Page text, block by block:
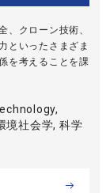
、クローン技術、
といったさまざま
を考えることを課
社会学, 科学